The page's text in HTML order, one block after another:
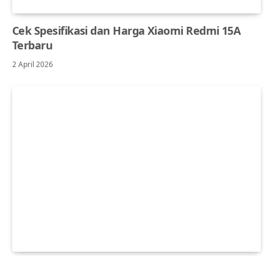
Cek Spesifikasi dan Harga Xiaomi Redmi 15A
Terbaru
2 April 2026